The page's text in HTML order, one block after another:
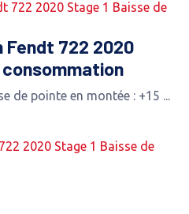
722 2020
consommation
de pointe en montée : +15 ...
2020 Stage 1 Baisse de